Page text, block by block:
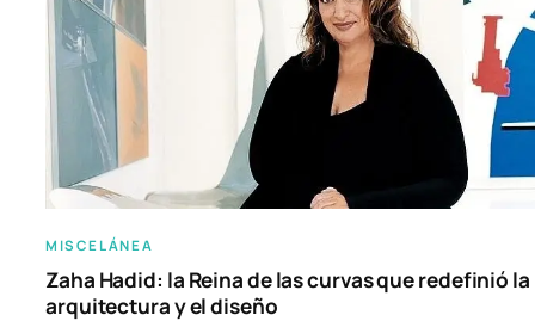
MISCELÁNEA
Zaha Hadid: la Reina de las curvas que redefinió la
arquitectura y el diseño